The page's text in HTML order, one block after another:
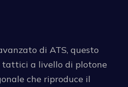
di ATS, questo
tattici a livello di plotone
che riproduce il